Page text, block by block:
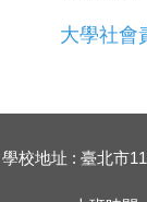
大學社會
學校地址 : 臺北市